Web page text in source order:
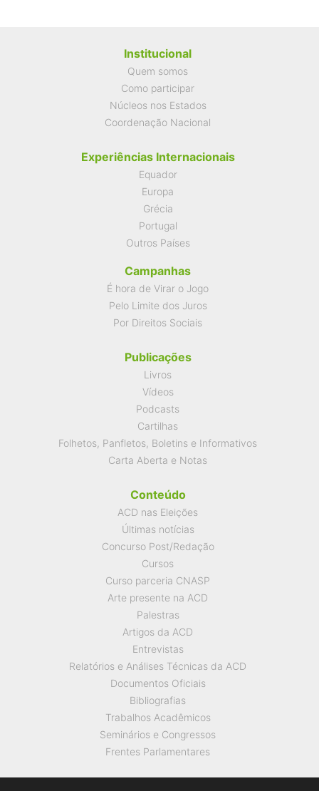
Institucional
Quem somos
Como participar
Núcleos nos Estados
Coordenação Nacional
Experiências Internacionais
Equador
Europa
Grécia
Portugal
Outros Países
Campanhas
É hora de Virar o Jogo
Pelo Limite dos Juros
Por Direitos Sociais
Publicações
Livros
Vídeos
Podcasts
Cartilhas
Folhetos, Panfletos, Boletins e Informativos
Carta Aberta e Notas
Conteúdo
ACD nas Eleições
Últimas notícias
Concurso Post/Redação
Cursos
Curso parceria CNASP
Arte presente na ACD
Palestras
Artigos da ACD
Entrevistas
Relatórios e Análises Técnicas da ACD
Documentos Oficiais
Bibliografias
Trabalhos Acadêmicos
Seminários e Congressos
Frentes Parlamentares